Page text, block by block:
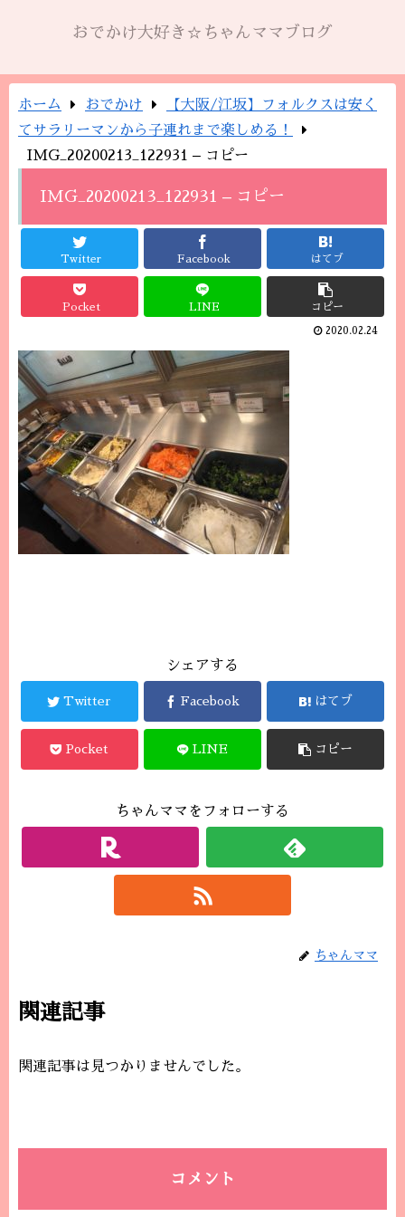
おでかけ大好き☆ちゃんママブログ
ホーム おでかけ
【大阪/江坂】フォルクスは安く
てサラリーマンから子連れまで楽しめる！
IMG_20200213_122931 – コピー
IMG_20200213_122931 – コピー
Twitter Facebook はてブ
Pocket LINE コピー
2020.02.24
シェアする
Twitter Facebook はてブ
Pocket LINE コピー
ちゃんママをフォローする
ちゃんママ
関連記事
関連記事は見つかりませんでした。
コメント